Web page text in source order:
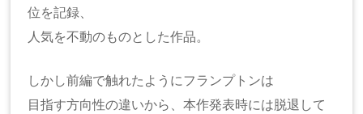
位を記録、
人気を不動のものとした作品。
しかし前編で触れたようにフランプトンは
目指す方向性の違いから、本作発表時には脱退して